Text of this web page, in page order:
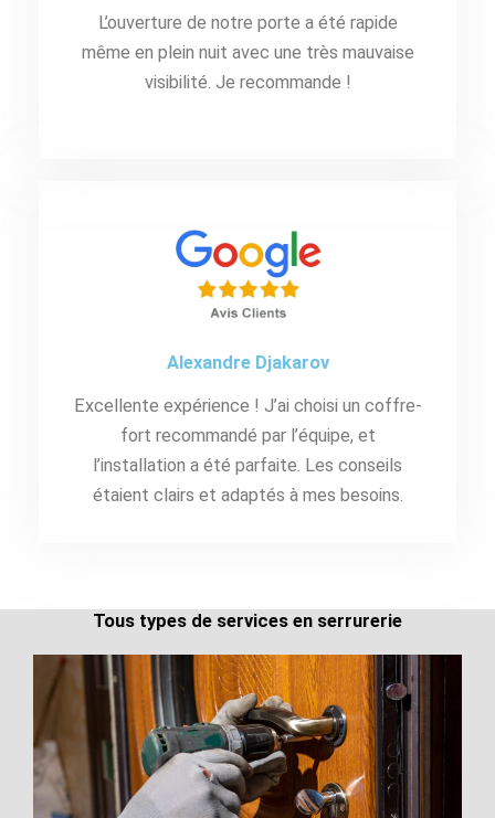
L’ouverture de notre porte a été rapide
même en plein nuit avec une très mauvaise
visibilité. Je recommande !
Alexandre Djakarov
Excellente expérience ! J’ai choisi un coffre-
fort recommandé par l’équipe, et
l’installation a été parfaite. Les conseils
étaient clairs et adaptés à mes besoins.
Tous types de services en serrurerie